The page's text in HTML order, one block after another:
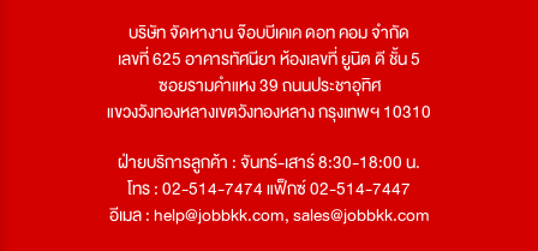
บริษัท จัดหางาน จ๊อบบีเคเค ดอท คอม จำกัด
เลขที่ 625 อาคารทัศนียา ห้องเลขที่ ยูนิต ดี ชั้น 5
ซอยรามคำแหง 39 ถนนประชาอุทิศ
แขวงวังทองหลางเขตวังทองหลาง กรุงเทพฯ 10310
ฝ่ายบริการลูกค้า : จันทร์-เสาร์ 8:30-18:00 น.
โทร : 02-514-7474 แฟ็กซ์ 02-514-7447
อีเมล :help@jobbkk.com,sales@jobbkk.com